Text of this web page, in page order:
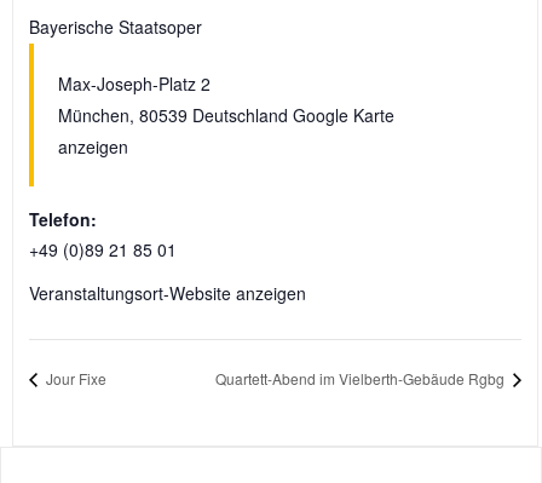
Bayerische Staatsoper
Max-Joseph-Platz 2
München, 80539 Deutschland Google Karte
anzeigen
Telefon:
+49 (0)89 21 85 01
Veranstaltungsort-Website anzeigen
Jour Fixe Quartett-Abend im Vielberth-Gebäude Rgbg